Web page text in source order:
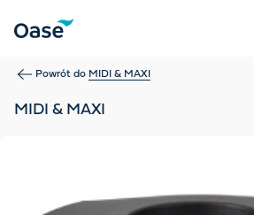
Powrót do MIDI & MAXI
MIDI & MAXI